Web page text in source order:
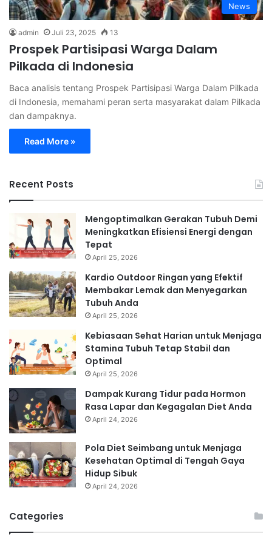
News
admin Juli 23, 2025 13
Prospek Partisipasi Warga Dalam
Pilkada di Indonesia
Baca analisis tentang Prospek Partisipasi Warga Dalam Pilkada
di Indonesia, memahami peran serta masyarakat dalam Pilkada
dan dampaknya.
Read More »
Recent Posts
Mengoptimalkan Gerakan Tubuh Demi
Meningkatkan Efisiensi Energi dengan
Tepat
April 25, 2026
Kardio Outdoor Ringan yang Efektif
Membakar Lemak dan Menyegarkan
Tubuh Anda
April 25, 2026
Kebiasaan Sehat Harian untuk Menjaga
Stamina Tubuh Tetap Stabil dan
Optimal
April 25, 2026
Dampak Kurang Tidur pada Hormon
Rasa Lapar dan Kegagalan Diet Anda
April 24, 2026
Pola Diet Seimbang untuk Menjaga
Kesehatan Optimal di Tengah Gaya
Hidup Sibuk
April 24, 2026
Categories